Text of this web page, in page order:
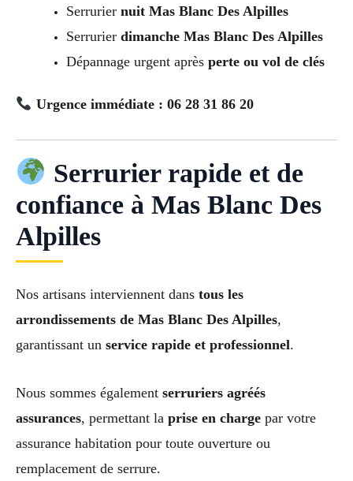
Serrurier nuit Mas Blanc Des Alpilles
Serrurier dimanche Mas Blanc Des Alpilles
Dépannage urgent après perte ou vol de clés
Urgence immédiate : 06 28 31 86 20
Serrurier rapide et de
confiance à Mas Blanc Des
Alpilles
Nos artisans interviennent dans tous les
arrondissements de Mas Blanc Des Alpilles,
garantissant un service rapide et professionnel.
Nous sommes également serruriers agréés
assurances, permettant la prise en charge par votre
assurance habitation pour toute ouverture ou
remplacement de serrure.